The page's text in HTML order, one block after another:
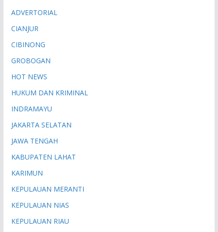
ADVERTORIAL
CIANJUR
CIBINONG
GROBOGAN
HOT NEWS
HUKUM DAN KRIMINAL
INDRAMAYU
JAKARTA SELATAN
JAWA TENGAH
KABUPATEN LAHAT
KARIMUN
KEPULAUAN MERANTI
KEPULAUAN NIAS
KEPULAUAN RIAU